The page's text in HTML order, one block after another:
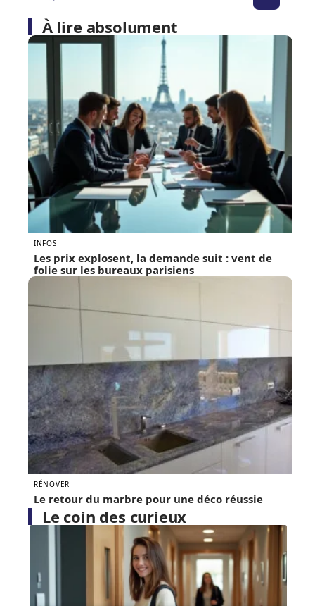
À lire absolument
INFOS
Les prix explosent, la demande suit : vent de
folie sur les bureaux parisiens
RÉNOVER
Le retour du marbre pour une déco réussie
Le coin des curieux